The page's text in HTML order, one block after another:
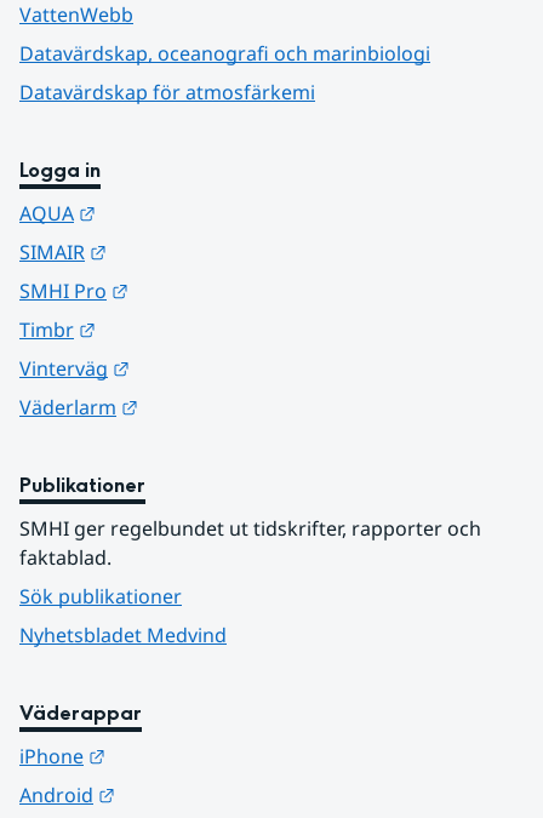
VattenWebb
Datavärdskap, oceanografi och marinbiologi
Datavärdskap för atmosfärkemi
Logga in
AQUA
SIMAIR
SMHI Pro
Timbr
Vinterväg
Väderlarm
Publikationer
SMHI ger regelbundet ut tidskrifter, rapporter och
faktablad.
Sök publikationer
Nyhetsbladet Medvind
Väderappar
iPhone
Android